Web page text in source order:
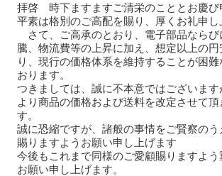
拝啓 時下ますますご清栄のこととお慶び
平素は格別のご高配を賜り、厚くお礼申し
さて、ご高承のとおり、電子部品ならび
騰、物流費等の上昇に加え、想定以上の
り、現行の価格体系を維持することが困
おります。
つきましては、誠に不本意ではございます
より商品の価格および送料を改定させて頂
す。
誠に恐縮ですが、諸般の事情をご賢察の
賜りますようお願い申し上げます
今後もこれまで同様のご愛顧賜りますよう
お願い申し上げます。